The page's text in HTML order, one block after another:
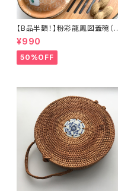
【B品半額！】粉彩龍鳳図蓋碗（8
0年代景徳鎮デッドストック）
¥990
50%OFF